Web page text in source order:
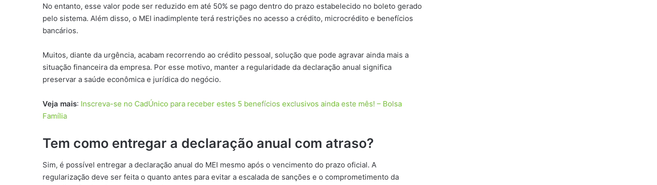
No entanto, esse valor pode ser reduzido em até 50% se pago dentro do prazo estabelecido no boleto gerado
pelo sistema. Além disso, o MEI inadimplente terá restrições no acesso a crédito, microcrédito e benefícios
bancários.
Muitos, diante da urgência, acabam recorrendo ao crédito pessoal, solução que pode agravar ainda mais a
situação financeira da empresa. Por esse motivo, manter a regularidade da declaração anual significa
preservar a saúde econômica e jurídica do negócio.
Veja mais: Inscreva-se no CadÚnico para receber estes 5 benefícios exclusivos ainda este mês! – Bolsa
Família
Tem como entregar a declaração anual com atraso?
Sim, é possível entregar a declaração anual do MEI mesmo após o vencimento do prazo oficial. A
regularização deve ser feita o quanto antes para evitar a escalada de sanções e o comprometimento da